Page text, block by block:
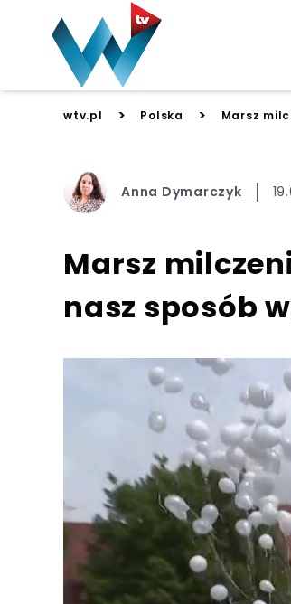
wtv.pl > Polska > Marsz
Anna Dymarczyk
Marsz
nasz sposób